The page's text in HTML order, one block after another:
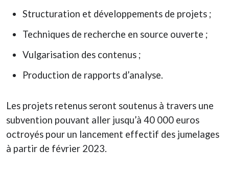
Structuration et développements de projets ;
Techniques de recherche en source ouverte ;
Vulgarisation des contenus ;
Production de rapports d’analyse.
Les projets retenus seront soutenus à travers une
subvention pouvant aller jusqu’à 40 000 euros
octroyés pour un lancement effectif des jumelages
à partir de février 2023.